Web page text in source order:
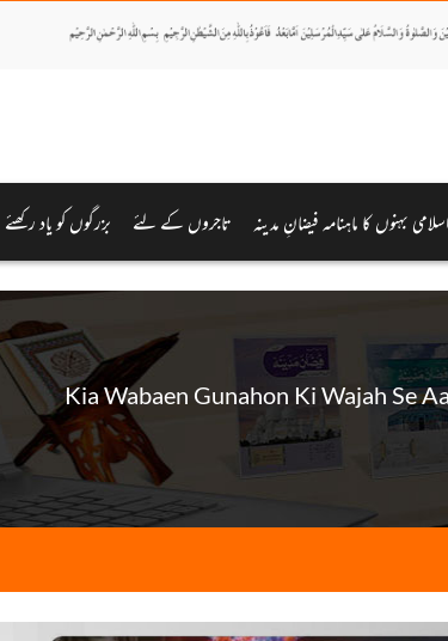
اسلامی بہنوں کا ماہنامہ فیضانِ مدینہ تاجروں کے لئے بزرگوں کو یاد رکھئے
Kia Wabaen Gunahon Ki Wajah Se